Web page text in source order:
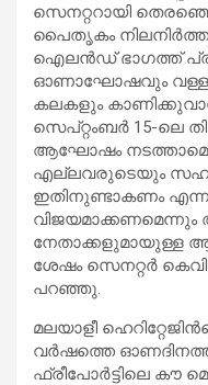
സെനറ്ററായി
പൈതൃകം
ഐലൻഡ് ഭാഗത്ത്
ഓണാഘോഷവും
കലകളും
സെപ്റ്റംബർ 15-ലെ
ആഘോഷം
എല്ലവരുടെയും
ഇതിനുണ്ടാകണം
നേതാക്കളുമായുള്ള
ശേഷം സെനറ്റർ
പറഞ്ഞു.
മലയാളീ
വർഷത്തെ
ഫ്രീപോർട്ടിലെ കൗ